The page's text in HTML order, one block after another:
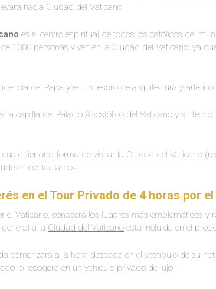
hacia Ciudad del Vaticano.
es el centro espiritual de todos los católicos del
1000 personas viven en la Ciudad del Vaticano, ya
del Papa y es un tesoro de arquitectura y arte
la capilla del Palacio Apostólico del Vaticano y su
cualquier otra forma de visitar la Ciudad del Vaticano
en contactarnos.
en el Tour Privado de 4 horas por
el Vaticano, conocerá los lugares más emblemáticos y
a la Ciudad del Vaticano está incluida en el
comenzará a la hora deseada en el vestíbulo de su
lo recogerá en un vehículo privado de lujo.